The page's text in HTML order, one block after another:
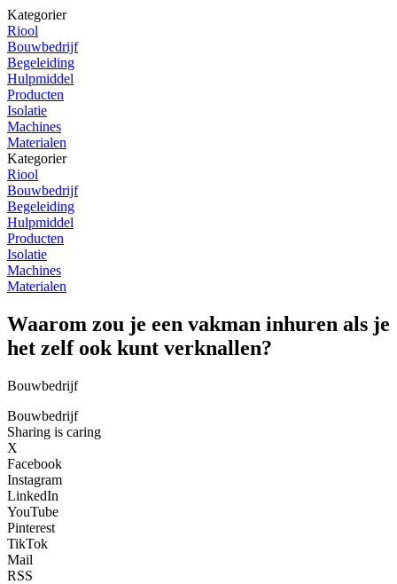
Kategorier
Riool
Bouwbedrijf
Begeleiding
Hulpmiddel
Producten
Isolatie
Machines
Materialen
Kategorier
Riool
Bouwbedrijf
Begeleiding
Hulpmiddel
Producten
Isolatie
Machines
Materialen
Waarom zou je een vakman inhuren als je
het zelf ook kunt verknallen?
Bouwbedrijf
Bouwbedrijf
Sharing is caring
X
Facebook
Instagram
LinkedIn
YouTube
Pinterest
TikTok
Mail
RSS